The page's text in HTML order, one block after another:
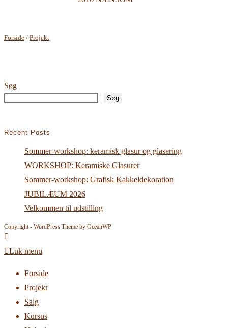
Forside / Projekt
Søg
Søg
Recent Posts
Sommer-workshop: keramisk glasur og glasering
WORKSHOP: Keramiske Glasurer
Sommer-workshop: Grafisk Kakkeldekoration
JUBILÆUM 2026
Velkommen til udstilling
Copyright - WordPress Theme by OceanWP
Luk menu
Forside
Projekt
Salg
Kursus